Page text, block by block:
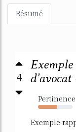
Résumé
4
d'avocat
Pertinence
55%
Exemple